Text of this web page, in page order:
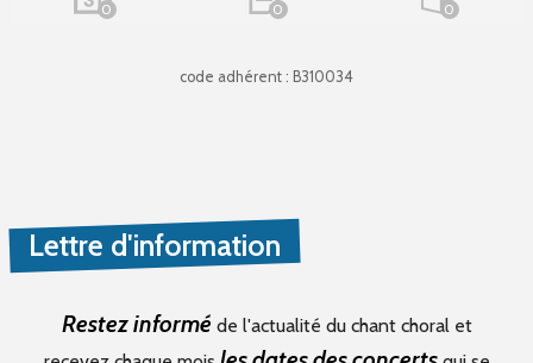
0 0 0
code adhérent : B310034
Lettre d'information
Restez informé de l'actualité du chant choral et